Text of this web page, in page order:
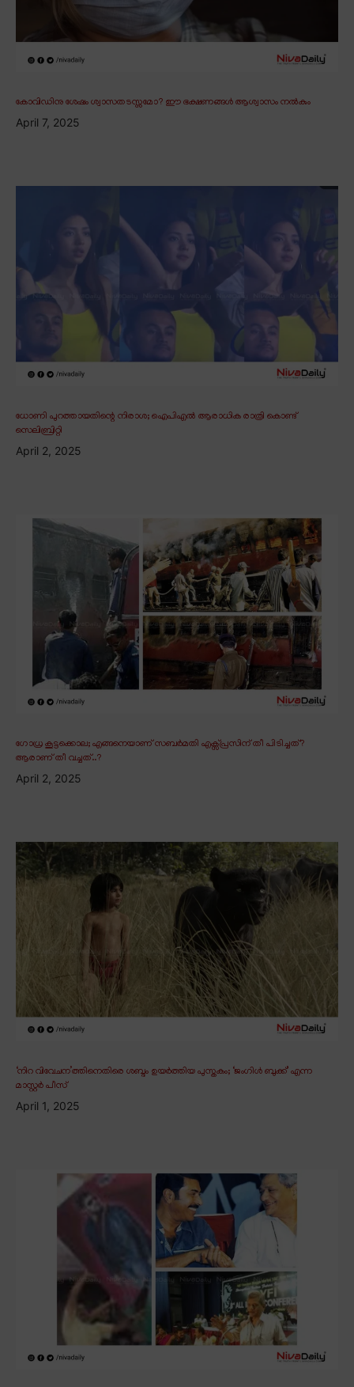
കോവിഡിനു ശേഷം ശ്വാസതടസ്സമോ? ഈ ഭക്ഷണങ്ങൾ ആശ്വാസം നൽകും
April 7, 2025
ധോണി പുറത്തായതിന്റെ നിരാശ; ഐപിഎൽ ആരാധിക രാത്രി കൊണ്ട്
സെലിബ്രിറ്റി
April 2, 2025
ഗോധ്ര കൂട്ടക്കൊല; എങ്ങനെയാണ് സബർമതി എക്സ്പ്രസിന് തീ പിടിച്ചത്?
ആരാണ് തീ വച്ചത്..?
April 2, 2025
‘നിറ വിവേചന’ത്തിനെതിരെ ശബ്ദം ഉയർത്തിയ പുസ്തകം; ‘ജംഗിൾ ബുക്ക്’ എന്ന
മാസ്റ്റർ പീസ്
April 1, 2025